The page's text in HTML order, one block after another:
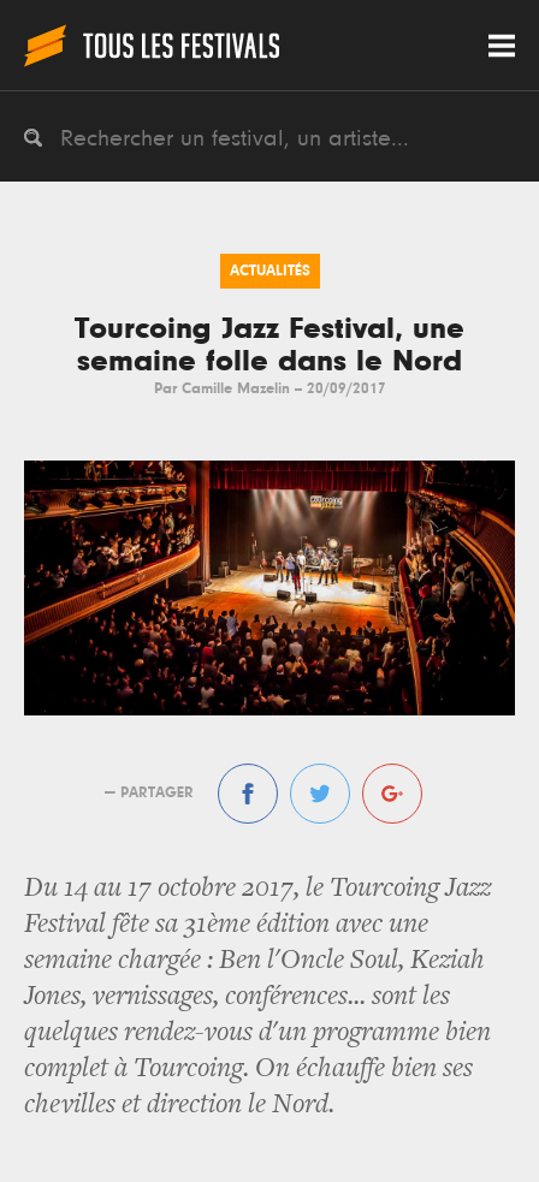
ACTUALITÉS
Tourcoing Jazz Festival, une
semaine folle dans le Nord
Par Camille Mazelin -- 20/09/2017
— PARTAGER
Du 14 au 17 octobre 2017, le Tourcoing Jazz
Festival fête sa 31ème édition avec une
semaine chargée : Ben l'Oncle Soul, Keziah
Jones, vernissages, conférences... sont les
quelques rendez-vous d'un programme bien
complet à Tourcoing. On échauffe bien ses
chevilles et direction le Nord.